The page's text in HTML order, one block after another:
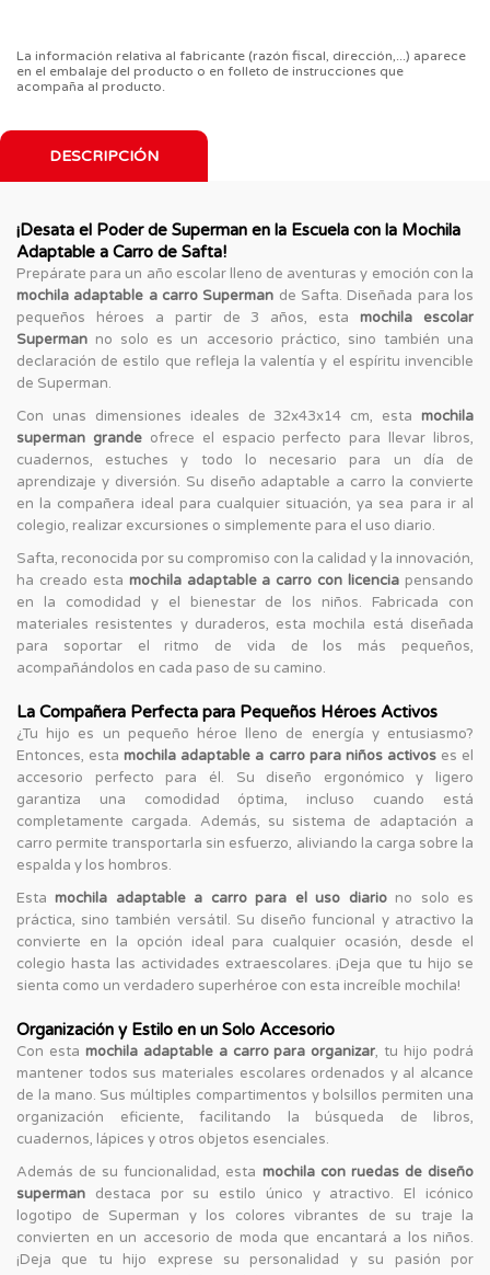
La información relativa al fabricante (razón fiscal, dirección,...) aparece
en el embalaje del producto o en folleto de instrucciones que
acompaña al producto.
DESCRIPCIÓN
¡Desata el Poder de Superman en la Escuela con la Mochila
Adaptable a Carro de Safta!
Prepárate para un año escolar lleno de aventuras y emoción con la
mochila adaptable a carro Superman de Safta. Diseñada para los
pequeños héroes a partir de 3 años, estamochila escolar
Superman no solo es un accesorio práctico, sino también una
declaración de estilo que refleja la valentía y el espíritu invencible
de Superman.
Con unas dimensiones ideales de 32x43x14 cm, esta mochila
superman grandeofrece el espacio perfecto para llevar libros,
cuadernos, estuches y todo lo necesario para un día de
aprendizaje y diversión. Su diseño adaptable a carro la convierte
en la compañera ideal para cualquier situación, ya sea para ir al
colegio, realizar excursiones o simplemente para el uso diario.
Safta, reconocida por su compromiso con la calidad y la innovación,
ha creado esta mochila adaptable a carro con licencia pensando
en la comodidad y el bienestar de los niños. Fabricada con
materiales resistentes y duraderos, esta mochila está diseñada
para soportar el ritmo de vida de los más pequeños,
acompañándolos en cada paso de su camino.
La Compañera Perfecta para Pequeños Héroes Activos
¿Tu hijo es un pequeño héroe lleno de energía y entusiasmo?
Entonces, estamochila adaptable a carro para niños activoses el
accesorio perfecto para él. Su diseño ergonómico y ligero
garantiza una comodidad óptima, incluso cuando está
completamente cargada. Además, su sistema de adaptación a
carro permite transportarla sin esfuerzo, aliviando la carga sobre la
espalda y los hombros.
Estamochila adaptable a carro para el uso diariono solo es
práctica, sino también versátil. Su diseño funcional y atractivo la
convierte en la opción ideal para cualquier ocasión, desde el
colegio hasta las actividades extraescolares. ¡Deja que tu hijo se
sienta como un verdadero superhéroe con esta increíble mochila!
Organización y Estilo en un Solo Accesorio
Con esta mochila adaptable a carro para organizar, tu hijo podrá
mantener todos sus materiales escolares ordenados y al alcance
de la mano. Sus múltiples compartimentos y bolsillos permiten una
organización eficiente, facilitando la búsqueda de libros,
cuadernos, lápices y otros objetos esenciales.
Además de su funcionalidad, esta mochila con ruedas de diseño
superman destaca por su estilo único y atractivo. El icónico
logotipo de Superman y los colores vibrantes de su traje la
convierten en un accesorio de moda que encantará a los niños.
¡Deja que tu hijo exprese su personalidad y su pasión por